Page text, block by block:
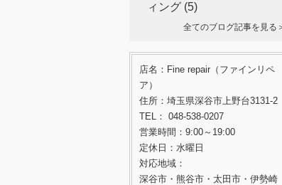
ィング (5)
全てのブログ記事を見る
店名：Fine repair（ファインリペ
ア）
住所：埼玉県深谷市上野台3131-2
TEL： 048-538-0207
営業時間：9:00～19:00
定休日：水曜日
対応地域：
深谷市・熊谷市・太田市・伊勢崎